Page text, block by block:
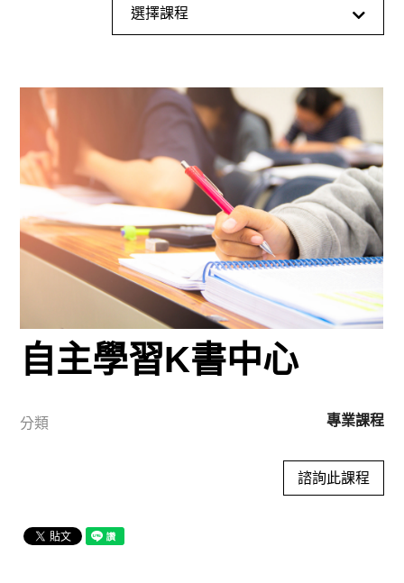
聯絡我們
選擇課程
全部課程
自主學習K書中心
分類 專業課程
諮詢此課程